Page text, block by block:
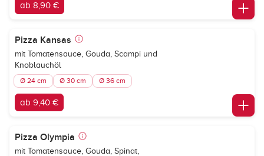
ab 8,90 €
Pizza Kansas
mit Tomatensauce, Gouda, Scampi und
Knoblauchöl
Ø 24 cm Ø 30 cm Ø 36 cm
ab 9,40 €
Pizza Olympia
mit Tomatensauce, Gouda, Spinat,